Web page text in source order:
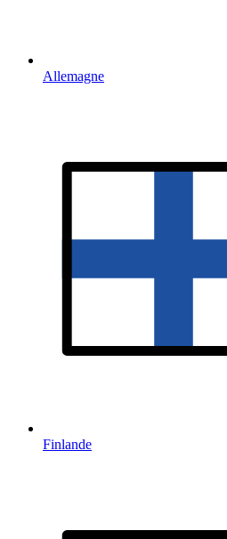
Allemagne
Finlande